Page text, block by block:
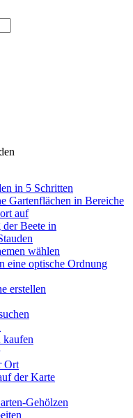
in 5 Schritten
Gartenflächen in Bereiche
auf
Beete in
wählen
eine optische Ordnung
erstellen
kaufen
Ort
der Karte
Gehölzen